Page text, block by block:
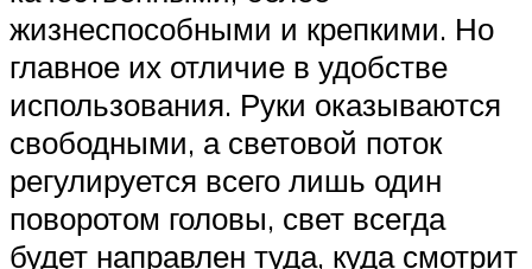
жизнеспособными и крепкими. Но
главное их отличие в удобстве
использования. Руки оказываются
свободными, а световой поток
регулируется всего лишь один
поворотом головы, свет всегда
будет направлен туда, куда смотрит